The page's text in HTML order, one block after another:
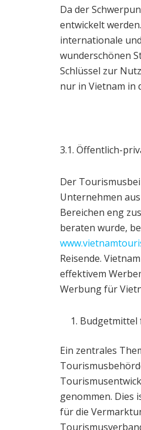
Da der
entwickelt
internationale
wunderschönen
Schlüssel zur
nur in Vietnam in
3.1. Öffentlich-
Der
Unternehmen
Bereichen eng
beraten wurde,
Reisende.
effektivem
Werbung für
Ein zentrales
genommen. Dies
für die